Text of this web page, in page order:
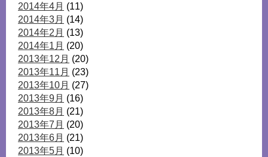
2014年4月 (11)
2014年3月 (14)
2014年2月 (13)
2014年1月 (20)
2013年12月 (20)
2013年11月 (23)
2013年10月 (27)
2013年9月 (16)
2013年8月 (21)
2013年7月 (20)
2013年6月 (21)
2013年5月 (10)